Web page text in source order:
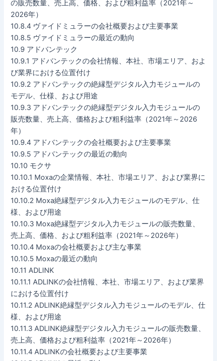
の販売数量、売上高、価格、および粗利益率（2021年～
2026年）
10.8.4 ヴァイドミュラーの会社概要および主要事業
10.8.5 ヴァイドミュラーの最近の動向
10.9 アドバンテック
10.9.1 アドバンテックの会社情報、本社、市場エリア、およ
び業界における位置付け
10.9.2 アドバンテックの絶縁型デジタル入力モジュールの
モデル、仕様、および用途
10.9.3 アドバンテックの絶縁型デジタル入力モジュールの
販売数量、売上高、価格および粗利益率（2021年～2026
年）
10.9.4 アドバンテックの会社概要および主要事業
10.9.5 アドバンテックの最近の動向
10.10 モクサ
10.10.1 Moxaの企業情報、本社、市場エリア、および業界に
おける位置付け
10.10.2 Moxa絶縁型デジタル入力モジュールのモデル、仕
様、および用途
10.10.3 Moxa絶縁型デジタル入力モジュールの販売数量、
売上高、価格、および粗利益率（2021年～2026年）
10.10.4 Moxaの会社概要および主な事業
10.10.5 Moxaの最近の動向
10.11 ADLINK
10.11.1 ADLINKの会社情報、本社、市場エリア、および業界
における位置付け
10.11.2 ADLINK絶縁型デジタル入力モジュールのモデル、仕
様、および用途
10.11.3 ADLINK絶縁型デジタル入力モジュールの販売数量、
売上高、価格および粗利益率（2021年～2026年）
10.11.4 ADLINKの会社概要および主要事業